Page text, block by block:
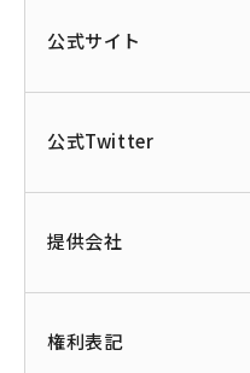
公式サイト
公式Twitter
提供会社
権利表記